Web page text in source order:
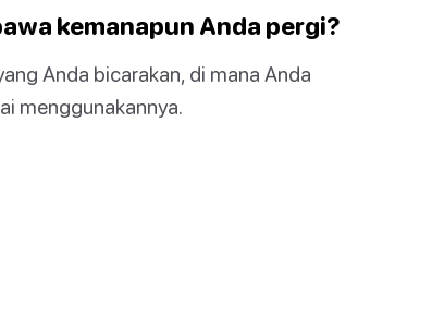
kemanapun Anda pergi?
Anda bicarakan, di mana Anda
menggunakannya.